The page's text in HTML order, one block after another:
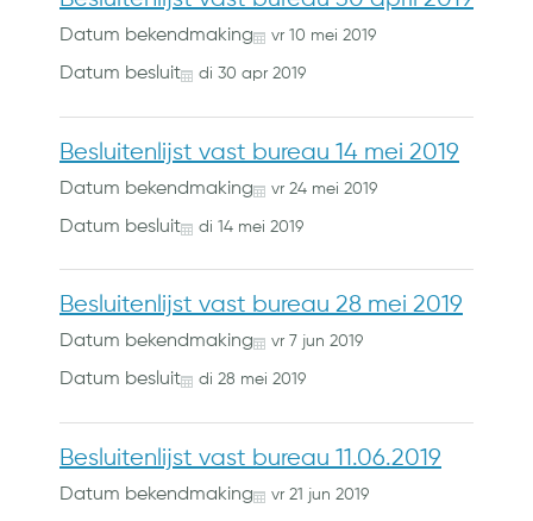
Datum bekendmaking vr 10 mei 2019
Datum besluit di 30 apr 2019
Besluitenlijst vast bureau 14 mei 2019
Datum bekendmaking vr 24 mei 2019
Datum besluit di 14 mei 2019
Besluitenlijst vast bureau 28 mei 2019
Datum bekendmaking vr 7 jun 2019
Datum besluit di 28 mei 2019
Besluitenlijst vast bureau 11.06.2019
Datum bekendmaking vr 21 jun 2019